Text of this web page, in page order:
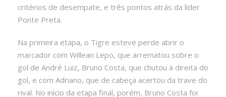
critérios de desempate, e três pontos atrás da líder
Ponte Preta.
Na primeira etapa, o Tigre esteve perde abrir o
marcador com Willean Lepo, que arrematou sobre o
gol de André Luiz, Bruno Costa, que chutou à direita do
gol, e com Adriano, que de cabeça acertou da trave do
rival. No início da etapa final, porém, Bruno Costa foi